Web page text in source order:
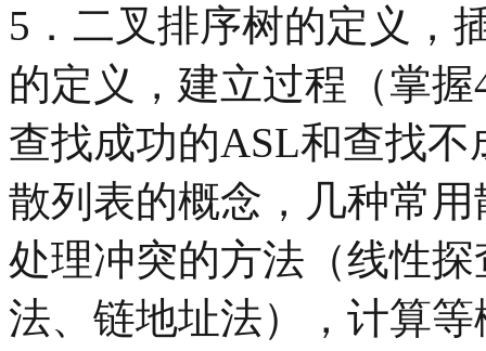
5．二叉排序树的定义，
的定义，建立过程（掌
查找成功的ASL和查找
散列表的概念，几种常
处理冲突的方法（线性
法、链地址法），计算